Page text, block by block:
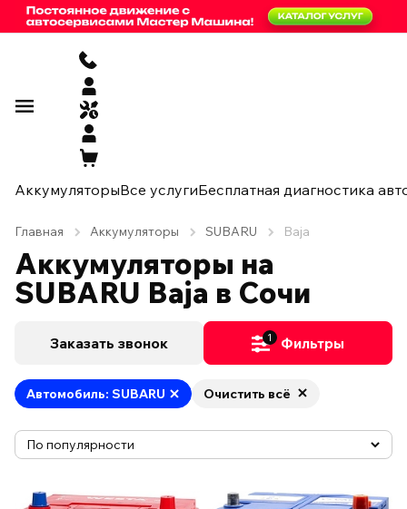
АккумуляторыВсе услугиБесплатная диагностика
Главная Аккумуляторы SUBARU Baja
Аккумуляторы на
SUBARU Baja в Сочи
Заказать звонок 1 Фильтры
Автомобиль: SUBARU Очистить всё